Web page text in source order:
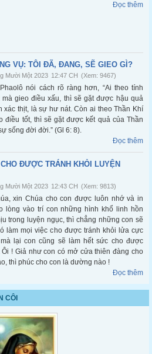
Đọc thêm
VỤ: TÔI ĐÃ, ĐANG, SẼ GIEO GÌ?
Mười Một 2023 12:47 CH (Xem: 9467)
nói cách rõ ràng hơn, “Ai theo tính
mà gieo điều xấu, thì sẽ gặt được hậu quả
xác thịt, là sự hư nát. Còn ai theo Thần Khí
điều tốt, thì sẽ gặt được kết quả của Thần
sống đời đời.” (Gl 6: 8).
Đọc thêm
ĐƯỢC TRÁNH KHỎI LUYỆN
Mười Một 2023 12:43 CH (Xem: 9813)
xin Chúa cho con được luôn nhớ và in
lòng vào trí con những hình khổ linh hồn
trong luyện ngục, thì chẳng những con sẽ
làm mọi việc cho được tránh khỏi lửa cực
lại con cũng sẽ làm hết sức cho được
! Giả như con có mở cửa thiên đàng cho
thì phúc cho con là dường nào !
Đọc thêm
CÔI